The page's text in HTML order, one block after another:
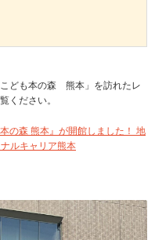
ども本の森 熊本」を訪れたレ
ください。
の森 熊本』が開館しました！ 地
ルキャリア熊本